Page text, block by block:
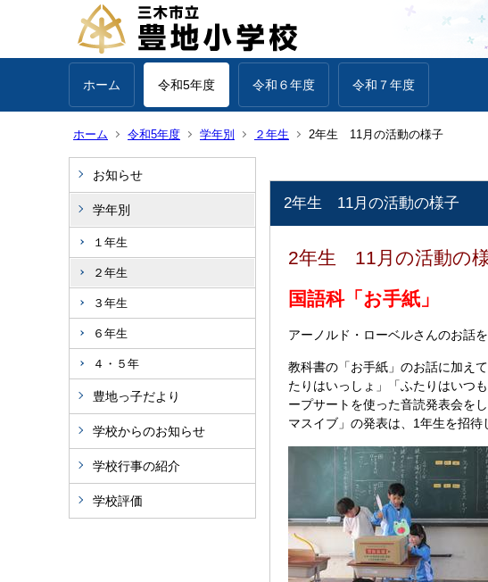
ホーム 令和5年度 令和６年度 令和７年度
ホーム 令和5年度 学年別 ２年生 2年生 11月の活動の様子
お知らせ
学年別
１年生
２年生
３年生
６年生
４・５年
豊地っ子だより
学校からのお知らせ
学校行事の紹介
学校評価
2年生 11月の活動の様子
2年生 11月の活動の様
国語科「お手紙」
アーノルド・ローベルさんのお話
教科書の「お手紙」のお話に加え
たりはいっしょ」「ふたりはいつ
ープサートを使った音読発表会を
マスイブ」の発表は、1年生を招